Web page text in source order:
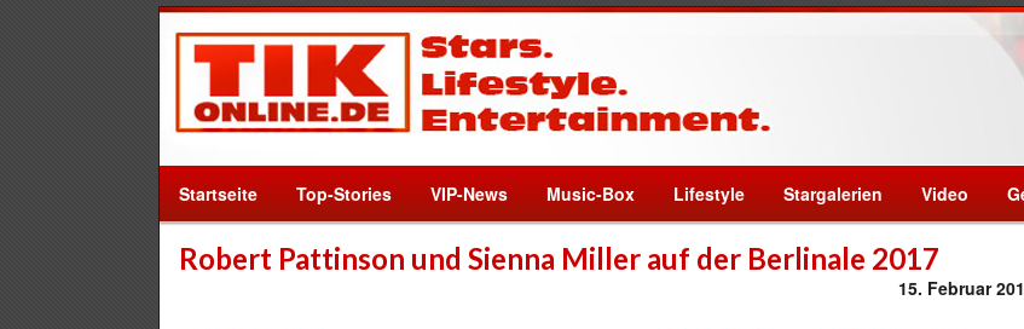
Startseite Top-Stories VIP-News Music-Box Lifestyle Stargalerien Video
Robert Pattinson und Sienna Miller auf der Berlinale 2017
15. Februar